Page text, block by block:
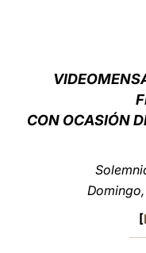
CON OCASIÓN
[